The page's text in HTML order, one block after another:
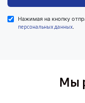
Нажимая на кнопку
персональных данных.
Мы